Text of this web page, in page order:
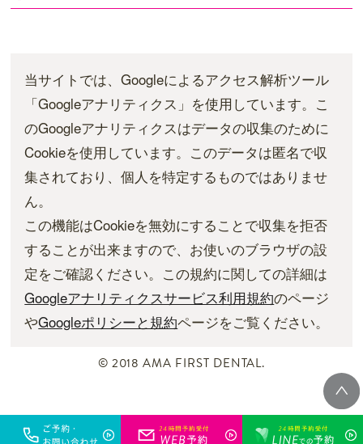
当サイトでは、Googleによるアクセス解析ツール
「Googleアナリティクス」を使用しています。こ
のGoogleアナリティクスはデータの収集のために
Cookieを使用しています。このデータは匿名で収
集されており、個人を特定するものではありませ
ん。
この機能はCookieを無効にすることで収集を拒否
することが出来ますので、お使いのブラウザの設
定をご確認ください。この規約に関しての詳細は
Googleアナリティクスサービス利用規約のページ
やGoogleポリシーと規約ページをご覧ください。
© 2018 AMA FIRST DENTAL.